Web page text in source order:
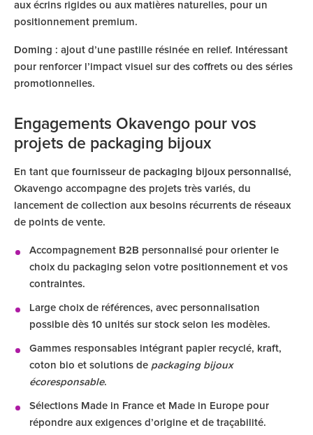
aux écrins rigides ou aux matières naturelles, pour un
positionnement premium.
Doming : ajout d’une pastille résinée en relief. Intéressant
pour renforcer l’impact visuel sur des coffrets ou des séries
promotionnelles.
Engagements Okavengo pour vos
projets de packaging bijoux
En tant que fournisseur de packaging bijoux personnalisé,
Okavengo accompagne des projets très variés, du
lancement de collection aux besoins récurrents de réseaux
de points de vente.
Accompagnement B2B personnalisé pour orienter le
choix du packaging selon votre positionnement et vos
contraintes.
Large choix de références, avec personnalisation
possible dès 10 unités sur stock selon les modèles.
Gammes responsables intégrant papier recyclé, kraft,
coton bio et solutions de packaging bijoux
écoresponsable.
Sélections Made in France et Made in Europe pour
répondre aux exigences d’origine et de traçabilité.